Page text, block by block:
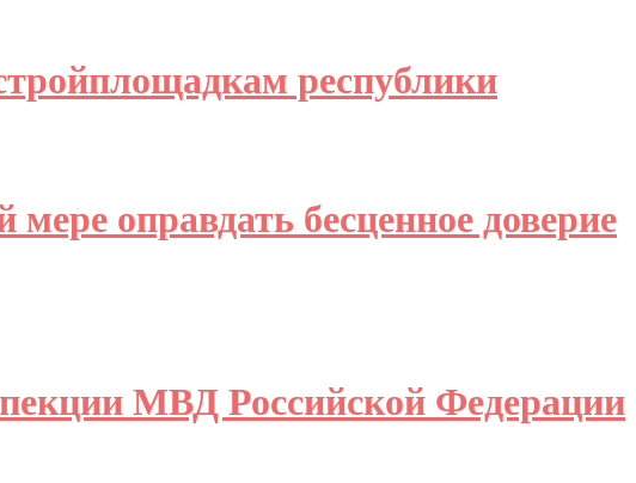
республики
оправдать бесценное доверие
МВД Российской Федерации